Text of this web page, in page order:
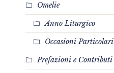
Omelie
Anno Liturgico
Occasioni Particolari
Prefazioni e Contributi